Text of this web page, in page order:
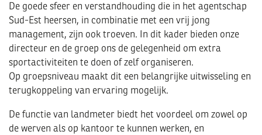
De goede sfeer en verstandhouding die in het agentschap
Sud-Est heersen, in combinatie met een vrij jong
management, zijn ook troeven. In dit kader bieden onze
directeur en de groep ons de gelegenheid om extra
sportactiviteiten te doen of zelf organiseren.
Op groepsniveau maakt dit een belangrijke uitwisseling en
terugkoppeling van ervaring mogelijk.
De functie van landmeter biedt het voordeel om zowel op
de werven als op kantoor te kunnen werken, en